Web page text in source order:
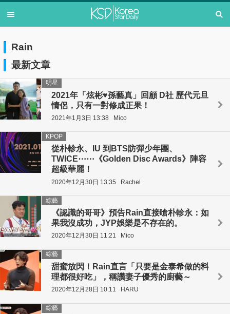
Rain
最新文章
2021年「炫彬♥孫藝真」回顧 D社 歷代元旦
情侶，只有一對修成正果！
明星
2021年1月3日 13:38 Mico
從朴軫永、IU 到BTS防彈少年團、
TWICE⋯⋯《Golden Disc Awards》陣容
超級華麗！
KPOP
2020年12月30日 13:35 Rachel
《認識的哥哥》預告Rain直接嗆朴軫永：如
果我沒成功，JYP娛樂是不存在的。
綜藝
2020年12月30日 11:21 Mico
甜蜜放閃！Rain直言「只要是金泰希做的料
理都很好吃」，稱讚妻子優秀的廚藝～
綜藝
2020年12月28日 10:11 HARU
綜藝